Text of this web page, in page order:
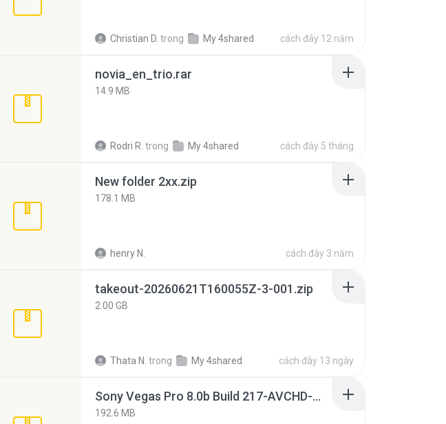
Christian D. trong My 4shared cách đây 12 năm
novia_en_trio.rar
14.9 MB
Rodri R. trong My 4shared cách đây 5 tháng
New folder 2xx.zip
178.1 MB
henry N. cách đây 3 năm
takeout-20260621T160055Z-3-001.zip
2.00 GB
Thata N. trong My 4shared cách đây 13 ngày
Sony Vegas Pro 8.0b Build 217-AVCHD-MPG-AC3 FIXED.7z
192.6 MB